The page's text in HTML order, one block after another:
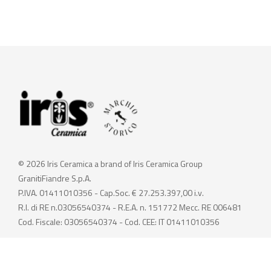
© 2026 Iris Ceramica a brand of Iris Ceramica Group
GranitiFiandre S.p.A.
P.IVA. 01411010356 - Cap.Soc. € 27.253.397,00 i.v.
R.I. di RE n.03056540374 - R.E.A. n. 151772 Mecc. RE 006481
Cod. Fiscale: 03056540374 - Cod. CEE: IT 01411010356